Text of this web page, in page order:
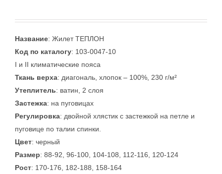
Название: Жилет ТЕПЛОН
Код по каталогу: 103-0047-10
I и II климатические пояса
Ткань верха: диагональ, хлопок – 100%, 230 г/м²
Утеплитель: ватин, 2 слоя
Застежка: на пуговицах
Регулировка: двойной хлястик с застежкой на петле и
пуговице по талии спинки.
Цвет: черный
Размер: 88-92, 96-100, 104-108, 112-116, 120-124
Рост: 170-176, 182-188, 158-164